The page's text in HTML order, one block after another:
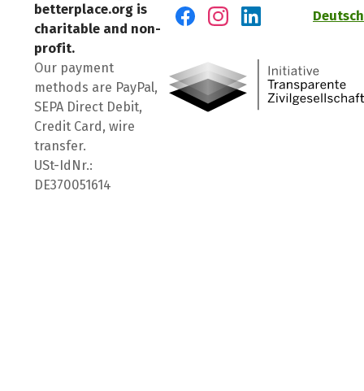
betterplace.org is
charitable and non-
profit.
Our payment
methods are PayPal,
SEPA Direct Debit,
Credit Card, wire
transfer.
USt-IdNr.:
DE370051614
Deutsch